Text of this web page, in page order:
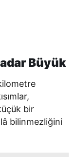
Büyük
bir
bilinmezliğini